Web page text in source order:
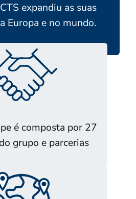
expandiu as suas
Europa e no mundo.
é composta por 27
grupo e parcerias